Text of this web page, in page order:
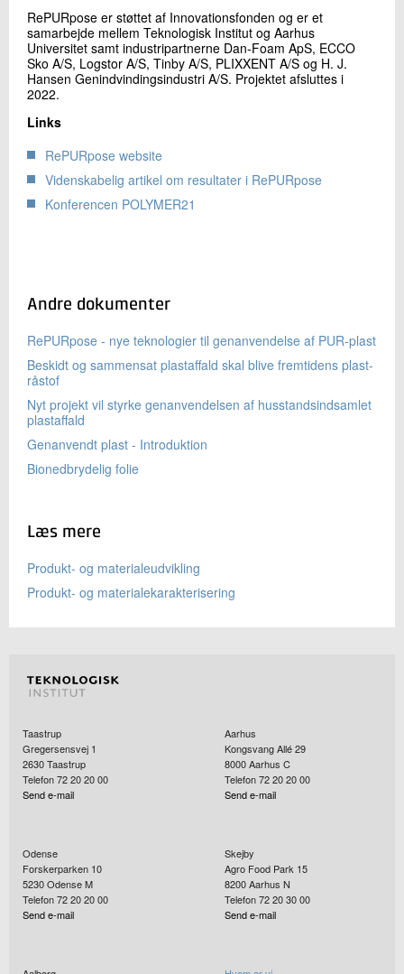
RePURpose er støttet af Innovationsfonden og er et
samarbejde mellem Teknologisk Institut og Aarhus
Universitet samt industripartnerne Dan-Foam ApS, ECCO
Sko A/S, Logstor A/S, Tinby A/S, PLIXXENT A/S og H. J.
Hansen Genindvindingsindustri A/S. Projektet afsluttes i
2022.
Links
RePURpose website
Videnskabelig artikel om resultater i RePURpose
Konferencen POLYMER21
Andre dokumenter
RePURpose - nye teknologier til genanvendelse af PUR-plast
Beskidt og sammensat plastaffald skal blive fremtidens plast-
råstof
Nyt projekt vil styrke genanvendelsen af husstandsindsamlet
plastaffald
Genanvendt plast - Introduktion
Bionedbrydelig folie
Læs mere
Produkt- og materialeudvikling
Produkt- og materialekarakterisering
Taastrup
Gregersensvej 1
2630Taastrup
Telefon 72 20 20 00
Send e-mail
Aarhus
Kongsvang Allé 29
8000Aarhus C
Telefon 72 20 20 00
Send e-mail
Odense
Forskerparken 10
5230Odense M
Telefon 72 20 20 00
Send e-mail
Skejby
Agro Food Park 15
8200Aarhus N
Telefon 72 20 30 00
Send e-mail